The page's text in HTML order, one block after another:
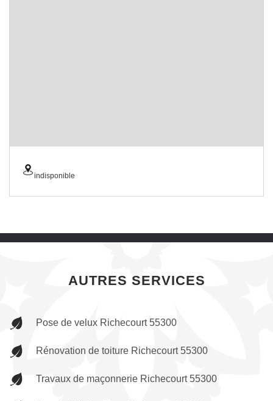
indisponible
AUTRES SERVICES
Pose de velux Richecourt 55300
Rénovation de toiture Richecourt 55300
Travaux de maçonnerie Richecourt 55300